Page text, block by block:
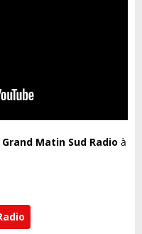
Grand Matin Sud Radio à